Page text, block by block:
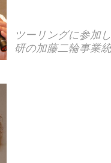
ツーリングに参加
研の加藤二輪事業